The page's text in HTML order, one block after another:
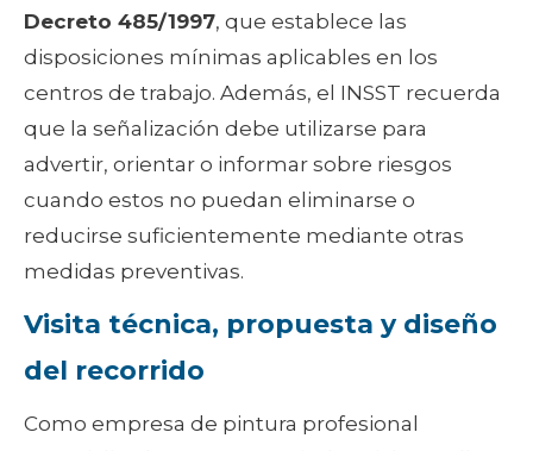
Decreto 485/1997, que establece las
disposiciones mínimas aplicables en los
centros de trabajo. Además, el INSST recuerda
que la señalización debe utilizarse para
advertir, orientar o informar sobre riesgos
cuando estos no puedan eliminarse o
reducirse suficientemente mediante otras
medidas preventivas.
Visita técnica, propuesta y diseño
del recorrido
Como empresa de pintura profesional